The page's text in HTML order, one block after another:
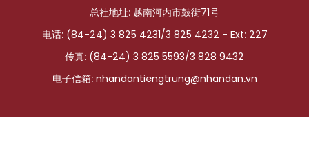
总社地址: 越南河内市鼓街71号
电话: (84-24) 3 825 4231/3 825 4232 - Ext: 227
传真: (84-24) 3 825 5593/3 828 9432
电子信箱: nhandantiengtrung@nhandan.vn